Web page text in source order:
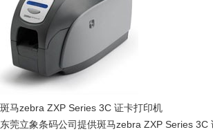
斑马zebra ZXP Series 3C 证卡打印机
东莞立象条码公司提供斑马zebra ZXP Series 3C